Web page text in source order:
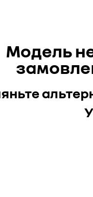
Модель